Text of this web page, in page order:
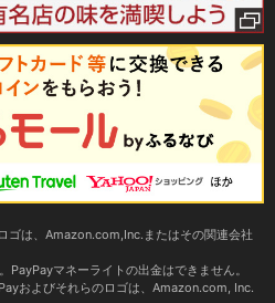
は、Amazon.com,Inc.またはその関連会社
PayPayマネーライトの出金はできません。
およびそれらのロゴは、Amazon.com, Inc.